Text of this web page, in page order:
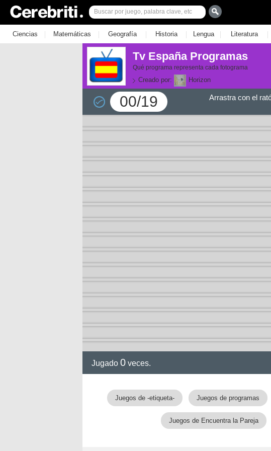
Ciencias | Matemáticas | Geografía | Historia | Lengua | Literatura |
Tv España Programas
Qué programa representa cada fotograma
Creado por: Horizon
00/19
Arrastra con el
Jugado 0 veces.
Juegos de -etiqueta- Juegos de programas
Juegos de Encuentra la Pareja